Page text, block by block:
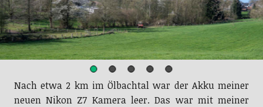
Nach etwa 2 km im Ölbachtal war der Akku meiner
neuen Nikon Z7 Kamera leer. Das war mit meiner